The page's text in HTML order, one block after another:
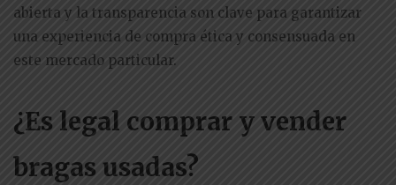
abierta y la transparencia son clave para garantizar
una experiencia de compra ética y consensuada en
este mercado particular.
¿Es legal comprar y vender
bragas usadas?